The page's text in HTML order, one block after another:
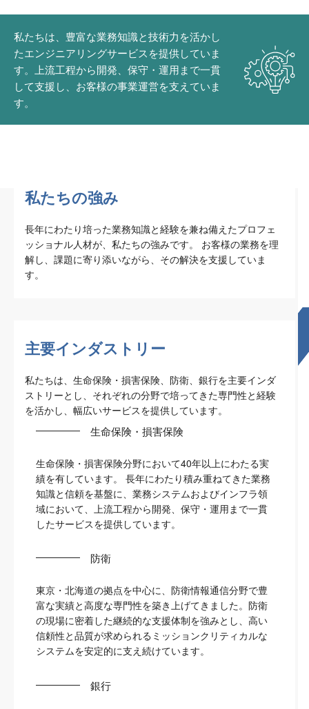
私たちは、豊富な業務知識と技術力を活かし
たエンジニアリングサービスを提供していま
す。上流工程から開発、保守・運用まで一貫
して支援し、お客様の事業運営を支えていま
す。
私たちの強み
長年にわたり培った業務知識と経験を兼ね備えたプロフェ
ッショナル人材が、私たちの強みです。 お客様の業務を理
解し、課題に寄り添いながら、その解決を支援していま
す。
主要インダストリー
私たちは、生命保険・損害保険、防衛、銀行を主要インダ
ストリーとし、それぞれの分野で培ってきた専門性と経験
を活かし、幅広いサービスを提供しています。
生命保険・損害保険
生命保険・損害保険分野において40年以上にわたる実
績を有しています。 長年にわたり積み重ねてきた業務
知識と信頼を基盤に、業務システムおよびインフラ領
域において、上流工程から開発、保守・運用まで一貫
したサービスを提供しています。
防衛
東京・北海道の拠点を中心に、防衛情報通信分野で豊
富な実績と高度な専門性を築き上げてきました。防衛
の現場に密着した継続的な支援体制を強みとし、高い
信頼性と品質が求められるミッションクリティカルな
システムを安定的に支え続けています。
銀行